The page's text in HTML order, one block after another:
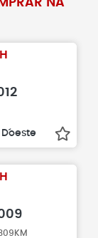
NA